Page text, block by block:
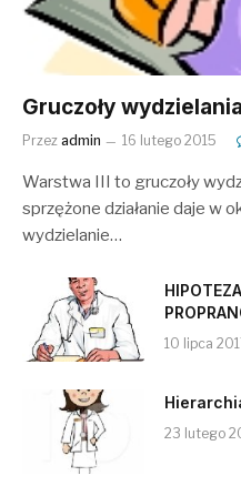
Gruczoły
Przez admin 16 lutego 2015
Warstwa III to gruczoły
sprzężone działanie daje w
wydzielanie…
10 lipca
23 lutego